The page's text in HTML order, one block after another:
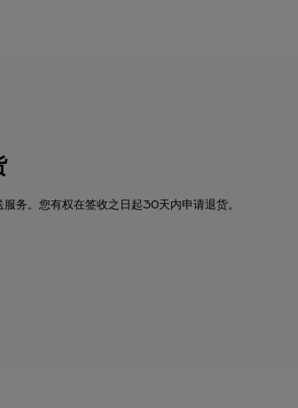
务。您有权在签收之日起30天内申请退货。